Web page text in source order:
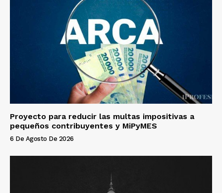
Proyecto para reducir las multas impositivas a
pequeños contribuyentes y MiPyMES
6 De Agosto De 2026